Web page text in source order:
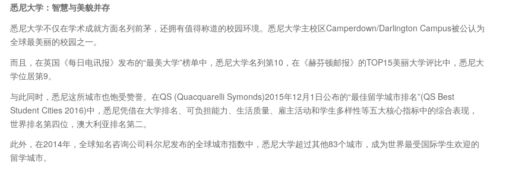
悉尼大学：智慧与美貌并存
悉尼大学不仅在学术成就方面名列前茅，还拥有值得称道的校园环境。悉尼大学主校区Camperdown/Darlington Campus被公认为
全球最美丽的校园之一。
而且，在英国《每日电讯报》发布的“最美大学”榜单中，悉尼大学名列第10，在《赫芬顿邮报》的TOP15美丽大学评比中，悉尼大
学位居第9。
与此同时，悉尼这所城市也饱受赞誉。在QS (Quacquarelli Symonds)2015年12月1日公布的“最佳留学城市排名”(QS Best
Student Cities 2016)中，悉尼凭借在大学排名、可负担能力、生活质量、雇主活动和学生多样性等五大核心指标中的综合表现，
世界排名第四位，澳大利亚排名第二。
此外，在2014年，全球知名咨询公司科尔尼发布的全球城市指数中，悉尼大学超过其他83个城市，成为世界最受国际学生欢迎的
留学城市。